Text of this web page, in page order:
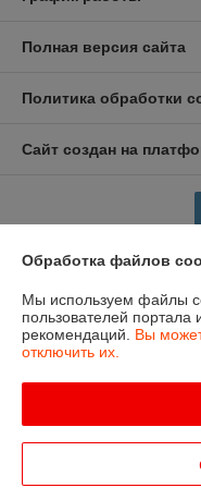
Полная версия сайта
Политика обработки
Сайт создан на
Информация для
Индивидуальный
Гродненская область,
Регистрационный орган:
Дата регистрации
Обработка файлов
Мы используем файлы
пользователей
рекомендаций. Вы
отключить их.